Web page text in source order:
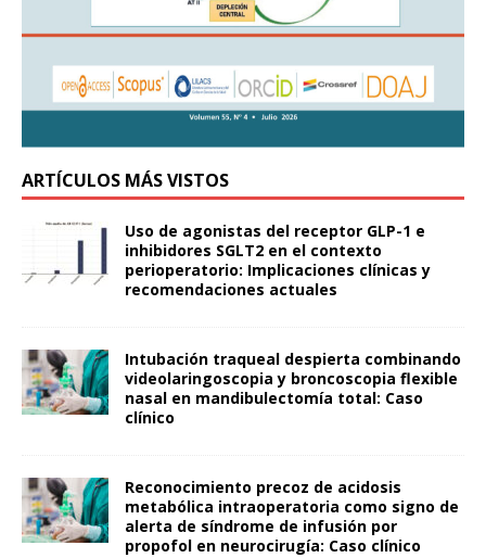
ARTÍCULOS MÁS VISTOS
Uso de agonistas del receptor GLP-1 e
inhibidores SGLT2 en el contexto
perioperatorio: Implicaciones clínicas y
recomendaciones actuales
Intubación traqueal despierta combinando
videolaringoscopia y broncoscopia flexible
nasal en mandibulectomía total: Caso
clínico
Reconocimiento precoz de acidosis
metabólica intraoperatoria como signo de
alerta de síndrome de infusión por
propofol en neurocirugía: Caso clínico